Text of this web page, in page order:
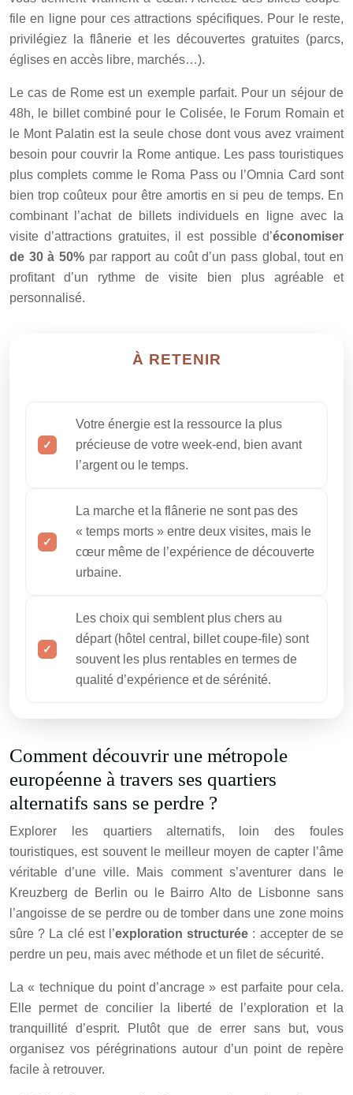
file en ligne pour ces attractions spécifiques. Pour le reste,
privilégiez la flânerie et les découvertes gratuites (parcs,
églises en accès libre, marchés…).
Le cas de Rome est un exemple parfait. Pour un séjour de
48h, le billet combiné pour le Colisée, le Forum Romain et
le Mont Palatin est la seule chose dont vous avez vraiment
besoin pour couvrir la Rome antique. Les pass touristiques
plus complets comme le Roma Pass ou l’Omnia Card sont
bien trop coûteux pour être amortis en si peu de temps. En
combinant l’achat de billets individuels en ligne avec la
visite d’attractions gratuites, il est possible d’économiser
de 30 à 50% par rapport au coût d’un pass global, tout en
profitant d’un rythme de visite bien plus agréable et
personnalisé.
À RETENIR
Votre énergie est la ressource la plus
précieuse de votre week-end, bien avant
l’argent ou le temps.
La marche et la flânerie ne sont pas des
« temps morts » entre deux visites, mais le
cœur même de l’expérience de découverte
urbaine.
Les choix qui semblent plus chers au
départ (hôtel central, billet coupe-file) sont
souvent les plus rentables en termes de
qualité d’expérience et de sérénité.
Comment découvrir une métropole
européenne à travers ses quartiers
alternatifs sans se perdre ?
Explorer les quartiers alternatifs, loin des foules
touristiques, est souvent le meilleur moyen de capter l’âme
véritable d’une ville. Mais comment s’aventurer dans le
Kreuzberg de Berlin ou le Bairro Alto de Lisbonne sans
l’angoisse de se perdre ou de tomber dans une zone moins
sûre ? La clé est l’exploration structurée : accepter de se
perdre un peu, mais avec méthode et un filet de sécurité.
La « technique du point d’ancrage » est parfaite pour cela.
Elle permet de concilier la liberté de l’exploration et la
tranquillité d’esprit. Plutôt que de errer sans but, vous
organisez vos pérégrinations autour d’un point de repère
facile à retrouver.